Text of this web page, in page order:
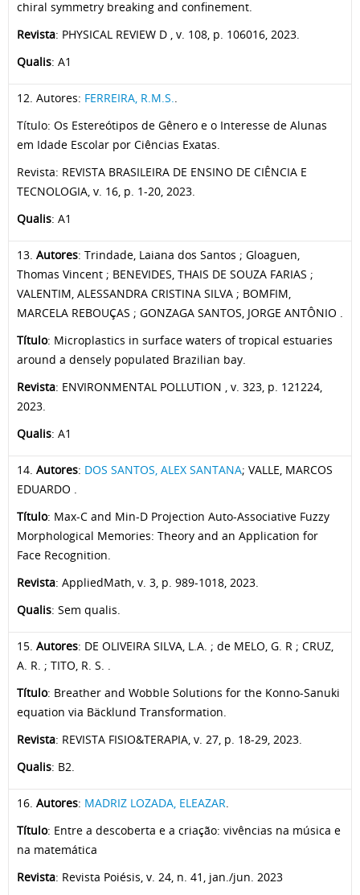
chiral symmetry breaking and confinement.
Revista: PHYSICAL REVIEW D , v. 108, p. 106016, 2023.
Qualis: A1
12. Autores: FERREIRA, R.M.S.
Título: Os Estereótipos de Gênero e o Interesse de Alunas
em Idade Escolar por Ciências Exatas.
Revista: REVISTA BRASILEIRA DE ENSINO DE CIÊNCIA E
TECNOLOGIA, v. 16, p. 1-20, 2023.
Qualis: A1
13. Autores: Trindade, Laiana dos Santos ; Gloaguen,
Thomas Vincent ; BENEVIDES, THAIS DE SOUZA FARIAS ;
VALENTIM, ALESSANDRA CRISTINA SILVA ; BOMFIM,
MARCELA REBOUÇAS ; GONZAGA SANTOS, JORGE ANTÔNIO .
Título: Microplastics in surface waters of tropical estuaries
around a densely populated Brazilian bay.
Revista: ENVIRONMENTAL POLLUTION , v. 323, p. 121224,
2023.
Qualis: A1
14. Autores: DOS SANTOS, ALEX SANTANA; VALLE, MARCOS
EDUARDO .
Título: Max-C and Min-D Projection Auto-Associative Fuzzy
Morphological Memories: Theory and an Application for
Face Recognition.
Revista: AppliedMath, v. 3, p. 989-1018, 2023.
Qualis: Sem qualis.
15. Autores: DE OLIVEIRA SILVA, L.A. ; de MELO, G. R ; CRUZ,
A. R. ; TITO, R. S. .
Título: Breather and Wobble Solutions for the Konno-Sanuki
equation via Bäcklund Transformation.
Revista: REVISTA FISIO&TERAPIA, v. 27, p. 18-29, 2023.
Qualis: B2.
16. Autores: MADRIZ LOZADA, ELEAZAR
Título: Entre a descoberta e a criação: vivências na música e
na matemática
Revista: Revista Poiésis, v. 24, n. 41, jan./jun. 2023